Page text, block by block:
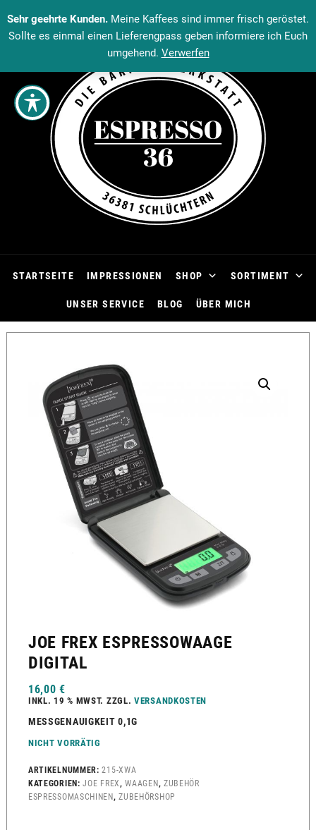
Sehr geehrte Kunden. Meine Kaffees sind immer frisch geröstet.
Sollte es einmal einen Lieferengpass geben informiere ich Euch
umgehend. Verwerfen
STARTSEITE IMPRESSIONEN SHOP SORTIMENT
UNSER SERVICE BLOG ÜBER MICH
JOE FREX ESPRESSOWAAGE
DIGITAL
16,00€
INKL. 19 % MWST. ZZGL.VERSANDKOSTEN
MESSGENAUIGKEIT 0,1G
NICHT VORRÄTIG
ARTIKELNUMMER:215-XWA
KATEGORIEN:JOE FREX,WAAGEN, ZUBEHÖR
ESPRESSOMASCHINEN,ZUBEHÖRSHOP